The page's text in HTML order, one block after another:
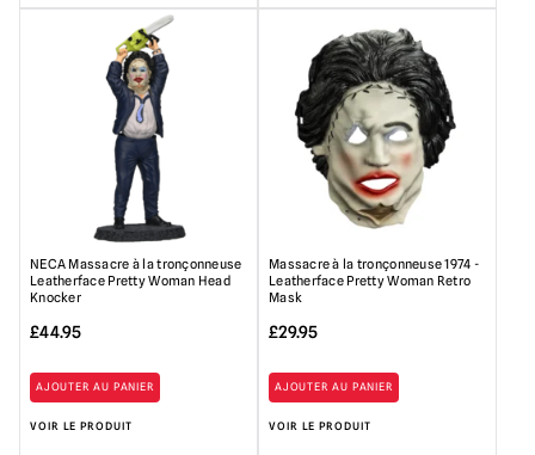
NECA Massacre à la tronçonneuse
Leatherface Pretty Woman Head
Knocker
£44.95
AJOUTER AU PANIER
VOIR LE PRODUIT
Massacre à la tronçonneuse 1974 -
Leatherface Pretty Woman Retro
Mask
£29.95
AJOUTER AU PANIER
VOIR LE PRODUIT